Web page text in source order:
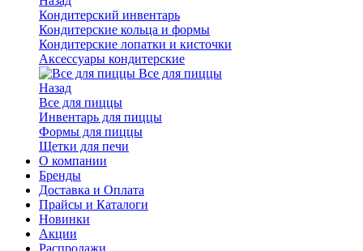
Кондитерский инвентарь
Кондитерские кольца и формы
Кондитерские лопатки и кисточки
Аксессуары кондитерские
Все для пиццы
Назад
Все для пиццы
Инвентарь для пиццы
Формы для пиццы
Щетки для печи
О компании
Бренды
Доставка и Оплата
Прайсы и Каталоги
Новинки
Акции
Распродажи